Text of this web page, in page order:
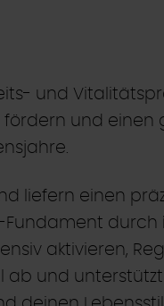
und
und einen
liefern einen
Fundament durch
aktivieren,
ab und